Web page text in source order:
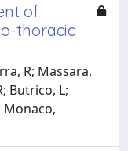
of
thoracic
R; Massara,
Butrico, L;
Monaco,